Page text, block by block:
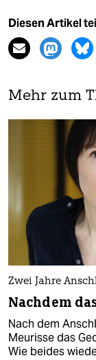
Diesen Artikel
Mehr zum
Zwei Jahre
Nachdem
Nach dem
Meurisse das
Wie beides